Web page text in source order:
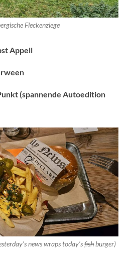
Fleckenziege
Appell
(spannende Autoedition
news wraps today’sfishburger)